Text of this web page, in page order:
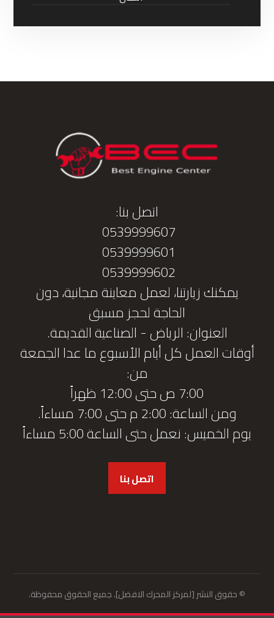
اتصل بنا:
0539999607
0539999601
0539999602
يمكنك زيارتنا، لعمل معاينة مجانية، دون
الحاجة لحجز مسبق
العنوان: الرياض - الصناعية القديمة.
أوقات العمل كل أيام الأسبوع ما عدا الجمعة
من:
7:00 ص حتى 12:00 ظهراً
ومن الساعة: 2:00 م حتى 7:00 مساءاً.
يوم الخميس: نعمل حتى الساعة 5:00 مساءاً
اتصل بنا
© حقوق النشر [لمركز المحرك الافضل]. جميع الحقوق محفوظة.